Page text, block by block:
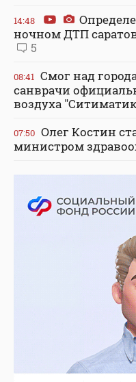
14:48
ночном ДТП
5
08:41 Смог над
санврачи
воздуха
07:50 Олег Костин
министром